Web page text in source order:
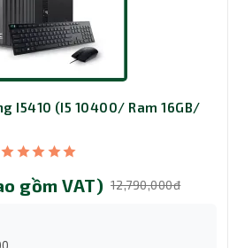
I5410 (I5 10400/ Ram 16GB/
gồm VAT) 12,790,000đ